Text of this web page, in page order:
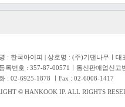
: 한국아이피 | 상호명 : (주)기댄나무ㅣ
록번호 : 357-87-00571ㅣ통신판매업신고
: 02-6925-1878 ㅣFax : 02-6008-1417
© HANKOOK IP. ALL RIGHTS